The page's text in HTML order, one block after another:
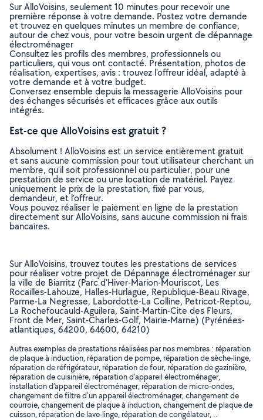
Sur AlloVoisins, seulement 10 minutes pour recevoir une
première réponse à votre demande. Postez votre demande
et trouvez en quelques minutes un membre de confiance,
autour de chez vous, pour votre besoin urgent de dépannage
électroménager
Consultez les profils des membres, professionnels ou
particuliers, qui vous ont contacté. Présentation, photos de
réalisation, expertises, avis : trouvez l'offreur idéal, adapté à
votre demande et à votre budget.
Conversez ensemble depuis la messagerie AlloVoisins pour
des échanges sécurisés et efficaces grâce aux outils
intégrés.
Est-ce que AlloVoisins est gratuit ?
Absolument ! AlloVoisins est un service entièrement gratuit
et sans aucune commission pour tout utilisateur cherchant un
membre, qu’il soit professionnel ou particulier, pour une
prestation de service ou une location de matériel. Payez
uniquement le prix de la prestation, fixé par vous,
demandeur, et l’offreur.
Vous pouvez réaliser le paiement en ligne de la prestation
directement sur AlloVoisins, sans aucune commission ni frais
bancaires.
Sur AlloVoisins, trouvez toutes les prestations de services
pour réaliser votre projet de Dépannage électroménager sur
la ville de Biarritz (Parc d'Hiver-Marion-Mouriscot, Les
Rocailles-Lahouze, Halles-Hurlague, Republique-Beau Rivage,
Parme-La Negresse, Labordotte-La Colline, Petricot-Reptou,
La Rochefoucauld-Aguilera, Saint-Martin-Cite des Fleurs,
Front de Mer, Saint-Charles-Golf, Mairie-Marne) (Pyrénées-
atlantiques, 64200, 64600, 64210)
Autres exemples de prestations réalisées par nos membres : réparation
de plaque à induction, réparation de pompe, réparation de sèche-linge,
réparation de réfrigérateur, réparation de four, réparation de gazinière,
réparation de cuisinière, réparation d'appareil électroménager,
installation d'appareil électroménager, réparation de micro-ondes,
changement de filtre d'un appareil électroménager, changement de
courroie, changement de plaque à induction, changement de plaque de
cuisson, réparation de lave-linge, réparation de congélateur, ..